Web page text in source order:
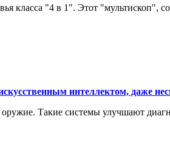
класса "4 в 1". Этот "мультископ",
интеллектом, даже
Такие системы улучшают